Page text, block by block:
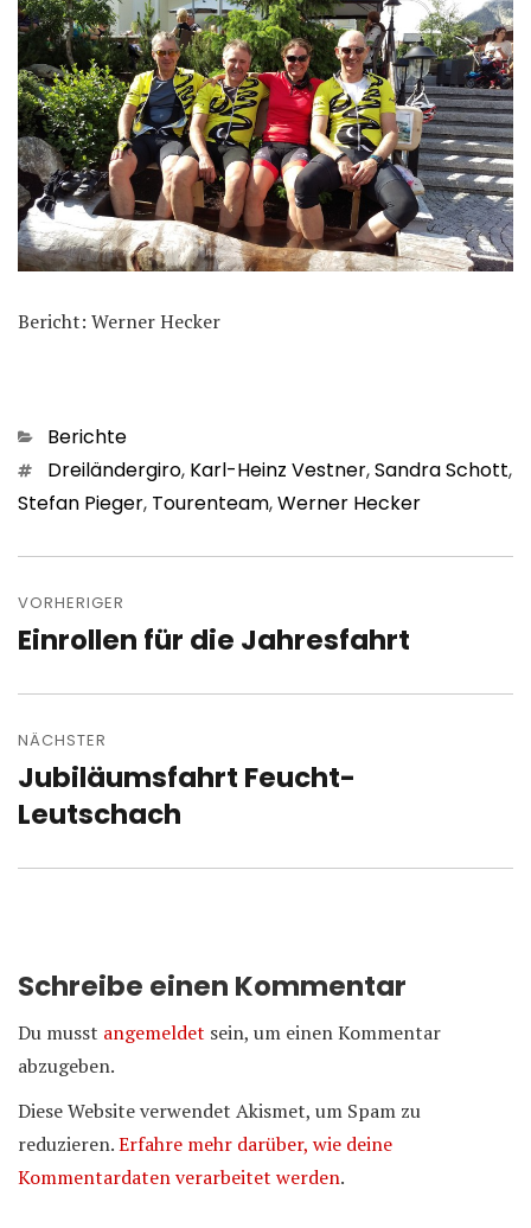
Bericht: Werner Hecker
Kategorien
Berichte
Schlagwörter
Dreiländergiro, Karl-Heinz Vestner,Sandra Schott,
Stefan Pieger, Tourenteam,Werner Hecker
Beitragsnavigation
VORHERIGER
Vorheriger
Einrollen für die Jahresfahrt
NÄCHSTER
Nächster
Beitrag:
Jubiläumsfahrt Feucht-
Leutschach
Schreibe einen Kommentar
Du musst angemeldet sein, um einen Kommentar
abzugeben.
Diese Website verwendet Akismet, um Spam zu
reduzieren.Erfahre mehr darüber, wie deine
Kommentardaten verarbeitet werden.